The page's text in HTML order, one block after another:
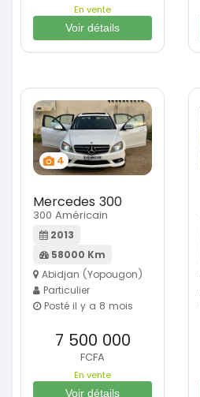
En vente
Voir détails
4
Mercedes 300
300 Américain
2013
58000 Km
Abidjan (Yopougon)
Particulier
Posté il y a 8 mois
7 500 000
FCFA
En vente
Voir détails